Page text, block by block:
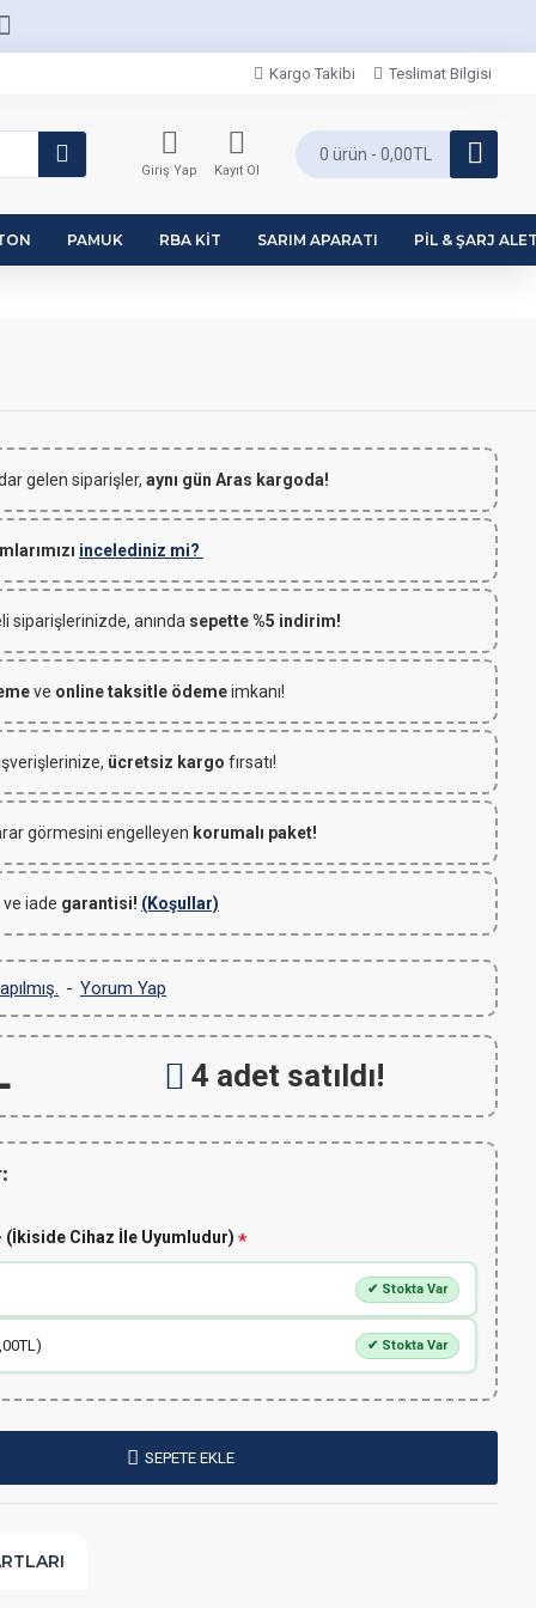
Kargo Takibi Teslimat Bilgisi
Giriş Yap Kayıt Ol
0 ürün - 0,00TL
PAMUK RBA KIT SARIM APARATI PIL & ŞARJ
gelen siparişler, aynı gün Aras kargoda!
incelediniz mi?
siparişlerinizde, anında sepette %5 indirim!
ve online taksitle ödemeimkanı!
ücretsiz kargo fırsatı!
görmesini engelleyen korumalı paket!
iade garantisi! (Koşullar)
- Yorum Yap
4 adet satıldı!
(İkiside Cihaz İle Uyumludur)
✔ Stokta Var
✔ Stokta Var
SEPETE EKLE